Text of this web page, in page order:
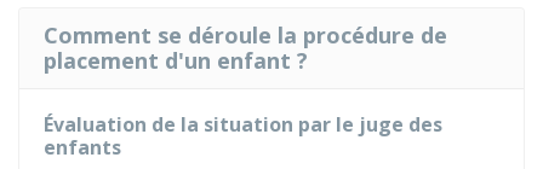
Comment se déroule la procédure de
placement d'un enfant ?
Évaluation de la situation par le juge des
enfants